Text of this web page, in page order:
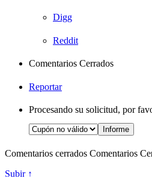
Digg
Reddit
Comentarios Cerrados
Reportar
Procesando su solicitud, por
Comentarios cerrados Comentarios
Subir ↑